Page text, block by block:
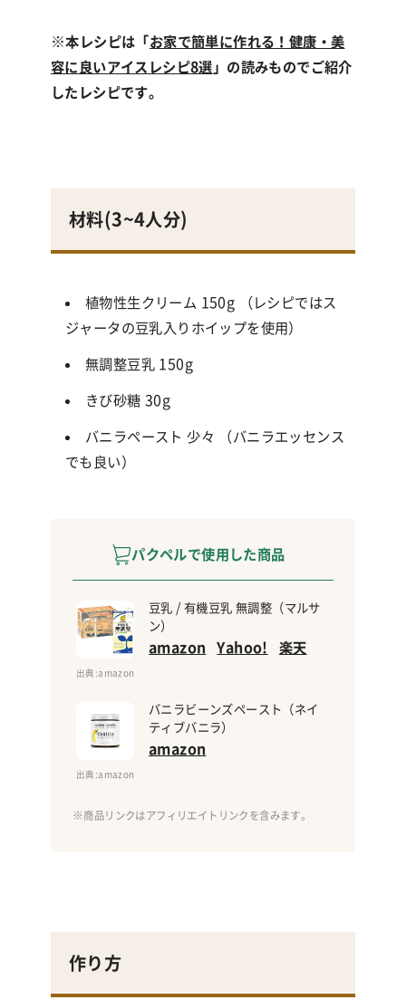
※本レシピは「お家で簡単に作れる！健康・美
容に良いアイスレシピ8選 」の読みものでご紹介
したレシピです。
材料(3~4人 分)
植物性生クリーム 150g （レシピではス
ジャータの豆乳入りホイップを使用）
無調整豆乳 150g
きび砂糖 30g
バニラペースト 少々 （バニラエッセンス
でも良い）
パクペルで使用した商品
豆乳 / 有機豆乳 無調整（マルサ
ン）
amazon Yahoo! 楽天
出典 :amazon
バニラビーンズペースト（ネイ
ティブバニラ）
amazon
出典 :amazon
作り方